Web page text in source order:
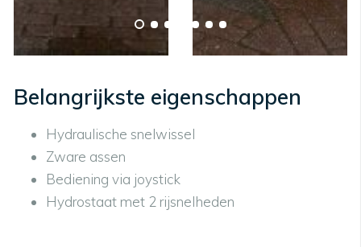
Belangrijkste eigenschappen
Hydraulische snelwissel
Zware assen
Bediening via joystick
Hydrostaat met 2 rijsnelheden